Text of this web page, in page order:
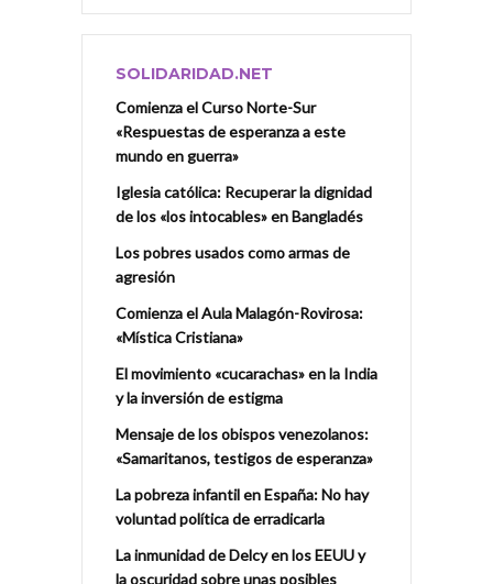
SOLIDARIDAD.NET
Comienza el Curso Norte-Sur
«Respuestas de esperanza a este
mundo en guerra»
Iglesia católica: Recuperar la dignidad
de los «los intocables» en Bangladés
Los pobres usados como armas de
agresión
Comienza el Aula Malagón-Rovirosa:
«Mística Cristiana»
El movimiento «cucarachas» en la India
y la inversión de estigma
Mensaje de los obispos venezolanos:
«Samaritanos, testigos de esperanza»
La pobreza infantil en España: No hay
voluntad política de erradicarla
La inmunidad de Delcy en los EEUU y
la oscuridad sobre unas posibles